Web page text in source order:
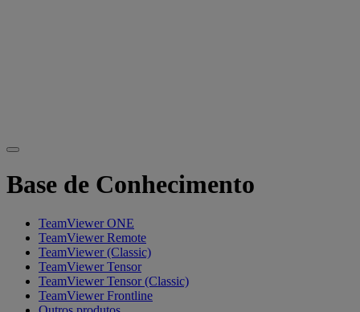
Base de Conhecimento
TeamViewer ONE
TeamViewer Remote
TeamViewer (Classic)
TeamViewer Tensor
TeamViewer Tensor (Classic)
TeamViewer Frontline